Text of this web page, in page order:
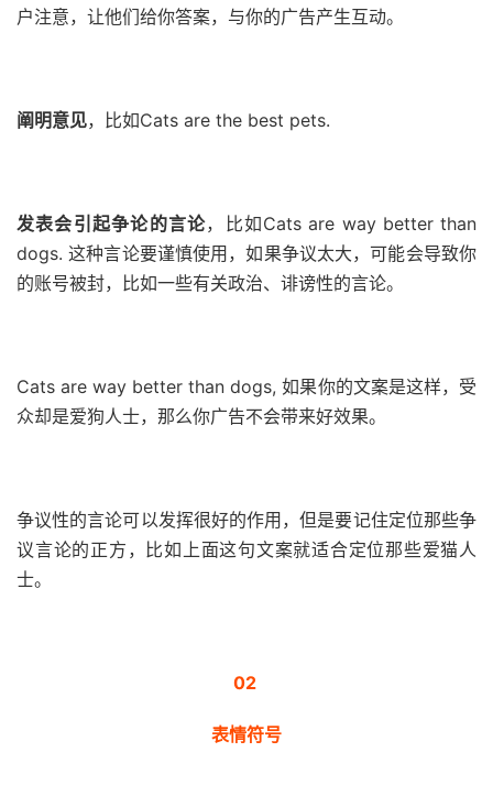
户注意，让他们给你答案，与你的广告产生互动。
阐明意见，比如Cats are the best pets.
发表会引起争论的言论，比如Cats are way better than
dogs. 这种言论要谨慎使用，如果争议太大，可能会导致你
的账号被封，比如一些有关政治、诽谤性的言论。
Cats are way better than dogs, 如果你的文案是这样，受
众却是爱狗人士，那么你广告不会带来好效果。
争议性的言论可以发挥很好的作用，但是要记住定位那些争
议言论的正方，比如上面这句文案就适合定位那些爱猫人
士。
02
表情符号